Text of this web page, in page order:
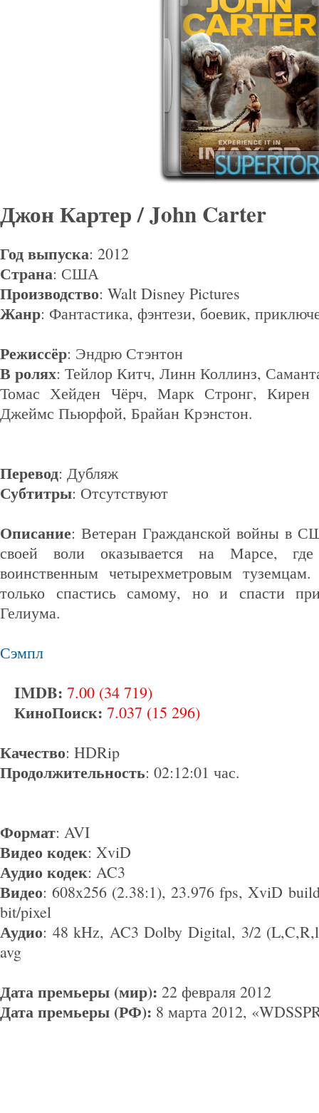
Джон Картер / John Carter
Год выпуска: 2012
Страна: США
Производство: Walt Disney Pictures
Жанр: Фантастика, фэнтези, боевик,
Режиссёр: Эндрю Стэнтон
В ролях: Тейлор Китч, Линн Коллинз,
Томас Хейден Чёрч, Марк Стронг,
Джеймс Пьюрфой, Брайан Крэнстон.
Перевод: Дубляж
Субтитры: Отсутствуют
Описание: Ветеран Гражданской войны в
своей воли оказывается на Марсе,
воинственным четырехметровым
только спастись самому, но и спасти
Гелиума.
Сэмпл
IMDB: 7.00 (34 719)
КиноПоиск: 7.037 (15 296)
Качество: HDRip
Продолжительность: 02:12:01 час.
Формат: AVI
Видео кодек: XviD
Аудио кодек: AC3
Видео: 608x256 (2.38:1), 23.976 fps, XviD
bit/pixel
Аудио: 48 kHz, AC3 Dolby Digital, 3/2
avg
Дата премьеры (мир): 22 февраля 2012
Дата премьеры (РФ): 8 марта 2012,